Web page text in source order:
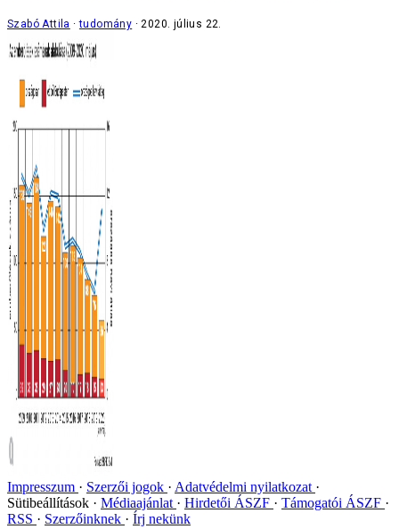
Szabó Attila tudomány 2020. július 22.
Impresszum Szerzői jogok
Adatvédelmi nyilatkozat
Sütibeállítások
Médiaajánlat Hirdetői ÁSZF
Támogatói ÁSZF
RSS
Szerzőinknek Írj nekünk